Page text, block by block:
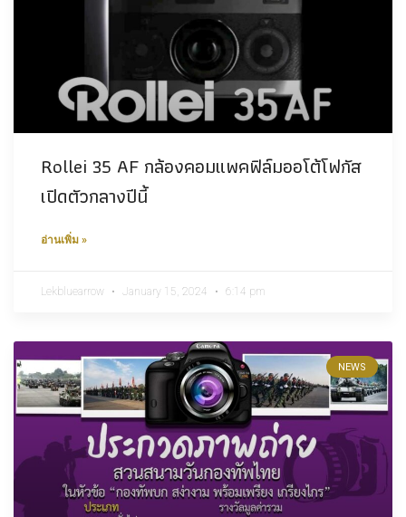
Rollei 35 AF กล้องคอมแพคฟิล์มออโต้โฟกัส
เปิดตัวกลางปีนี้
อ่านเพิ่ม »
Lekbluearrow January 15, 2024 6:14 pm
NEWS